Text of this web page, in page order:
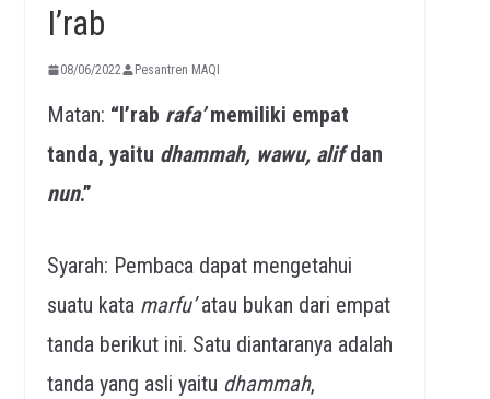
I’rab
08/06/2022 Pesantren MAQI
Matan: “I’rab rafa’memiliki empat
tanda, yaitu dhammah, wawu, alifdan
nun.”
Syarah: Pembaca dapat mengetahui
suatu kata marfu’atau bukan dari empat
tanda berikut ini. Satu diantaranya adalah
tanda yang asli yaitu dhammah,